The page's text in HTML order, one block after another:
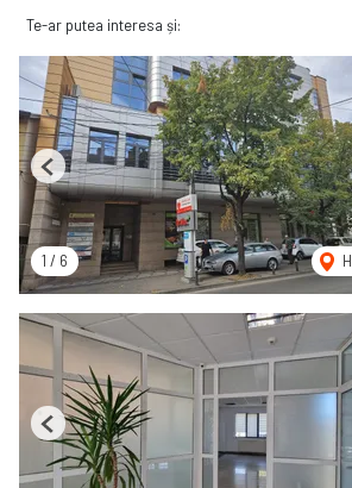
Te-ar putea interesa și:
1 / 6
Previous
Previous